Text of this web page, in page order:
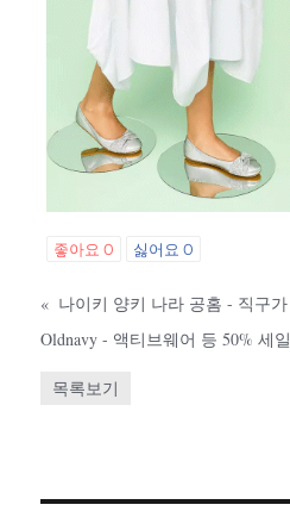
좋아요0 싫어요0
«
Oldnavy - 액티브웨어 등 50% 세일
목록보기